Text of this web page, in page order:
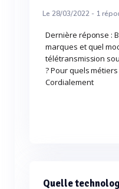
Le 28/03/2022 - 1
Dernière réponse :
marques et quel
télétransmission
? Pour quels
Cordialement
Quelle